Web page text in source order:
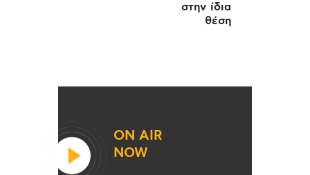
στην ίδια
θέση
ON AIR
NOW